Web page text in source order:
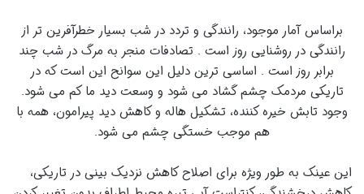
براساس آمار موجود، رانندگی و تردد در شب بسیار خطرآفرین تر از
رانندگی در روشنایی روز است . تصادفات منجر به مرگ در شب چند
برابر روز است . اساسی ترین دلیل این سوانح این است که در
تاریکی مردمک چشم گشاد می شود و وسعت دید ما کم می شود.
وجود تابش خیره کننده، تشکیل هاله و کاهش دید پیرامون، همه با
هم موجب خستگی چشم می شود.
این عینک به طور ویژه برای اصلاح کاهش نزدیک بینی در تاریکی،